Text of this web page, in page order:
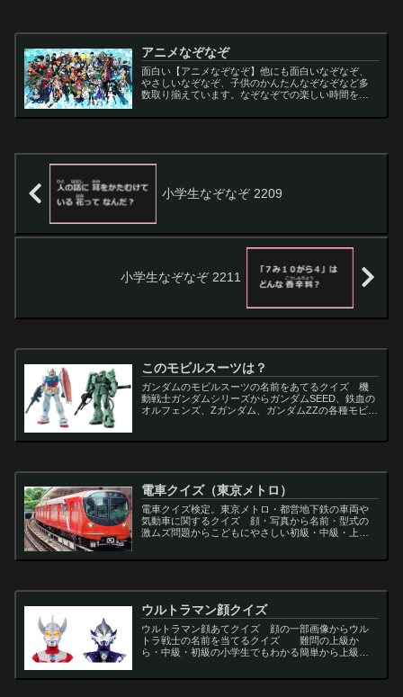
アニメなぞなぞ
面白い【アニメなぞなぞ】他にも面白いなぞなぞ、
やさしいなぞなぞ、子供のかんたんなぞなぞなど多
数取り揃えています。なぞなぞでの楽しい時間をお
小学生なぞなぞ 2209
小学生なぞなぞ 2211
このモビルスーツは？
ガンダムのモビルスーツの名前をあてるクイズ 機
動戦士ガンダムシリーズからガンダムSEED、鉄血の
オルフェンズ、Zガンダム、ガンダムZZの各種モビル
電車クイズ（東京メトロ）
電車クイズ検定。東京メトロ・都営地下鉄の車両や
気動車に関するクイズ 顔・写真から名前・型式の
激ムズ問題からこどもにやさしい初級・中級・上級
ウルトラマン顔クイズ
ウルトラマン顔あてクイズ 顔の一部画像からウル
トラ戦士の名前を当てるクイズ 難問の上級か
ら・中級・初級の小学生でもわかる簡単から上級者